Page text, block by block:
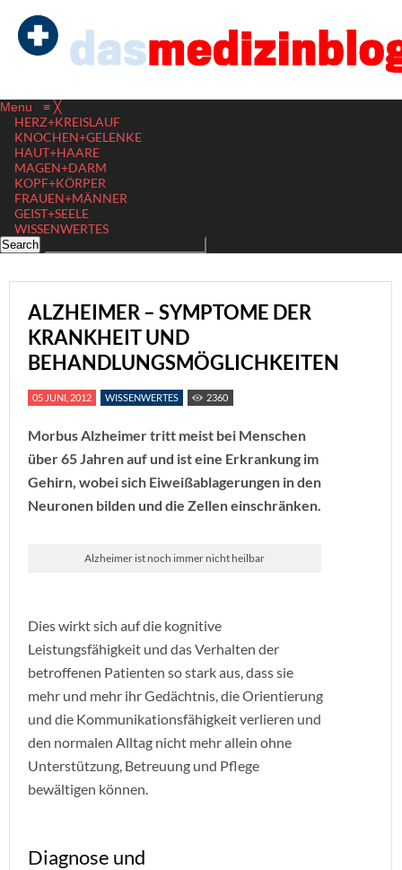
Menu ≡ ╳
HERZ+KREISLAUF
KNOCHEN+GELENKE
HAUT+HAARE
MAGEN+DARM
KOPF+KÖRPER
FRAUEN+MÄNNER
GEIST+SEELE
WISSENWERTES
ALZHEIMER – SYMPTOME DER
KRANKHEIT UND
BEHANDLUNGSMÖGLICHKEITEN
05 JUNI, 2012 WISSENWERTES 2360
Morbus Alzheimer tritt meist bei Menschen
über 65 Jahren auf und ist eine Erkrankung im
Gehirn, wobei sich Eiweißablagerungen in den
Neuronen bilden und die Zellen einschränken.
Alzheimer ist noch immer nicht heilbar
Dies wirkt sich auf die kognitive
Leistungsfähigkeit und das Verhalten der
betroffenen Patienten so stark aus, dass sie
mehr und mehr ihr Gedächtnis, die Orientierung
und die Kommunikationsfähigkeit verlieren und
den normalen Alltag nicht mehr allein ohne
Unterstützung, Betreuung und Pflege
bewältigen können.
Diagnose und